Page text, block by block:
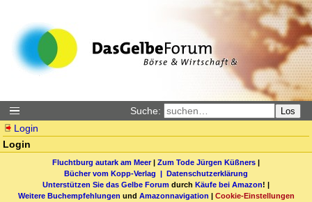
Suche: Los
Login
Login
Fluchtburg autark am Meer| Zum Tode Jürgen Küßners |
Bücher vom Kopp-Verlag | Datenschutzerklärung
Unterstützen Sie das Gelbe Forum durch Käufe bei Amazon! |
Weitere Buchempfehlungen und Amazonnavigation | Cookie-Einstellungen